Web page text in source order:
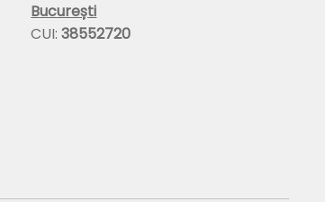
București
CUI:38552720